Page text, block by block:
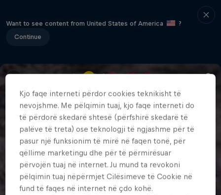
Want to see content from United States of America
?
Continue
Kjo faqe interneti përdor cookies teknikisht të
nevojshme. Me pëlqimin tuaj, kjo faqe interneti do
të përdorë skedarë shtesë (përfshirë skedarë të
palëve të treta) ose teknologji të ngjashme për të
pasur një funksionim të mirë në faqen tonë, për
qëllime marketingu dhe për të përmirësuar
përvojën tuaj në internet. Ju mund ta revokoni
pëlqimin tuaj nëpërmjet Cilësimeve të Cookie në
fund të faqes në internet në çdo kohë.